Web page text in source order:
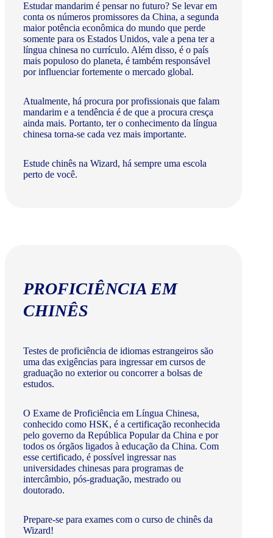
Estudar mandarim é pensar no futuro? Se levar em
conta os números promissores da China, a segunda
maior potência econômica do mundo que perde
somente para os Estados Unidos, vale a pena ter a
língua chinesa no currículo. Além disso, é o país
mais populoso do planeta, é também responsável
por influenciar fortemente o mercado global.
Atualmente, há procura por profissionais que falam
mandarim e a tendência é de que a procura cresça
ainda mais. Portanto, ter o conhecimento da língua
chinesa torna-se cada vez mais importante.
Estude chinês na Wizard, há sempre uma escola
perto de você.
PROFICIÊNCIA EM
CHINÊS
Testes de proficiência de idiomas estrangeiros são
uma das exigências para ingressar em cursos de
graduação no exterior ou concorrer a bolsas de
estudos.
O Exame de Proficiência em Língua Chinesa,
conhecido como HSK, é a certificação reconhecida
pelo governo da República Popular da China e por
todos os órgãos ligados à educação da China. Com
esse certificado, é possível ingressar nas
universidades chinesas para programas de
intercâmbio, pós-graduação, mestrado ou
doutorado.
Prepare-se para exames com o curso de chinês da
Wizard!